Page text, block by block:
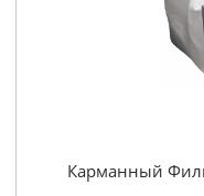
Карманный